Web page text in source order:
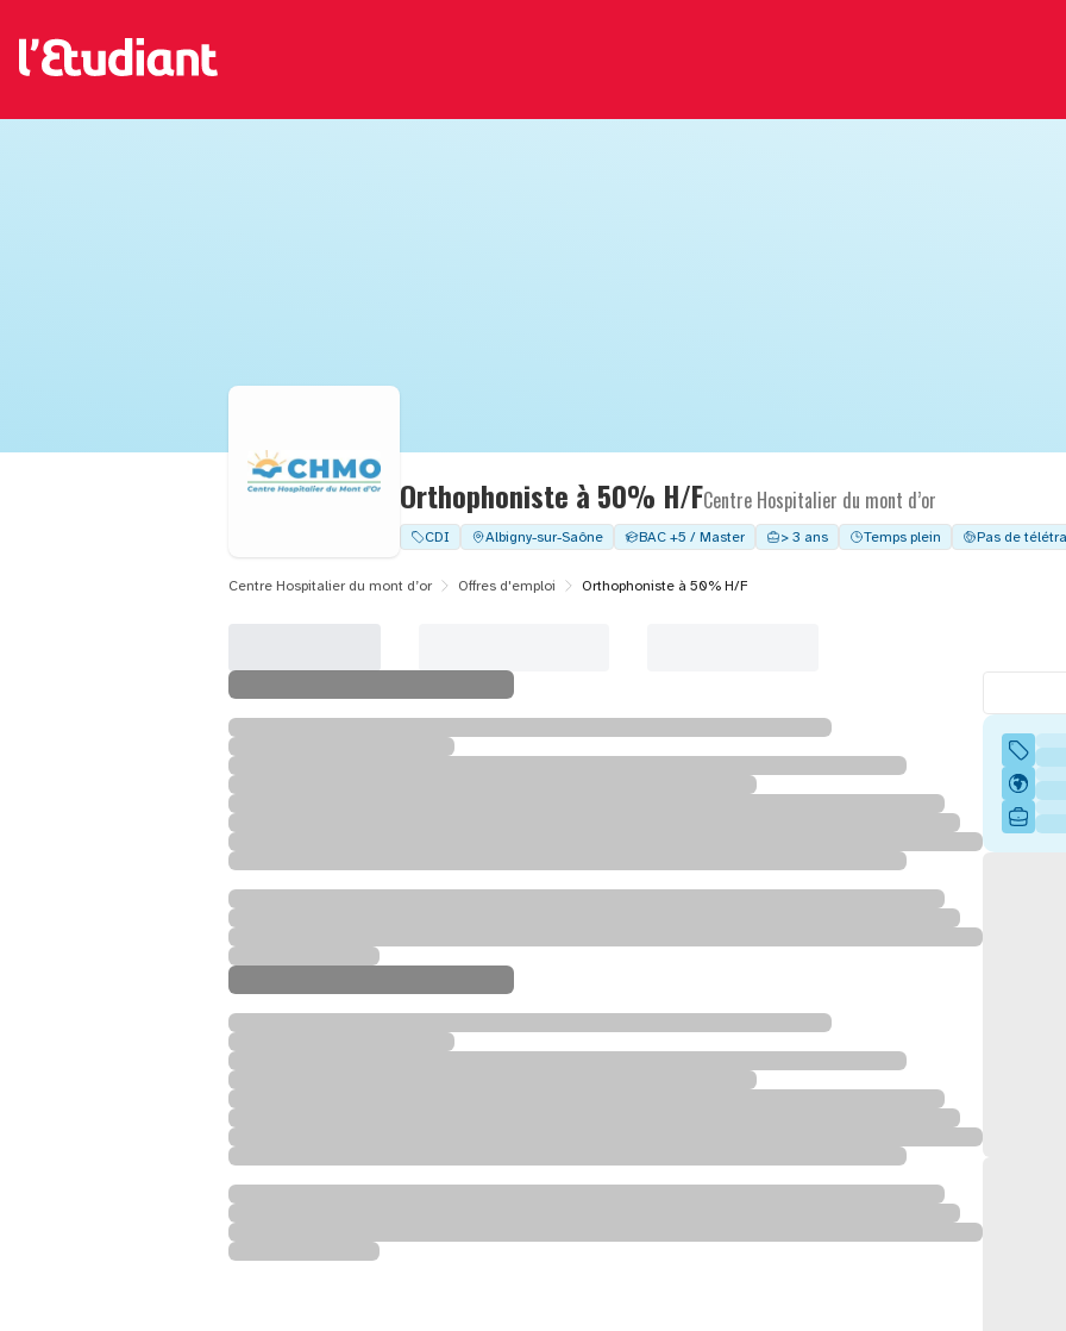
Orthophoniste à 50% H/FCentre Hospitalier du mont d’or
CDI Albigny-sur-Saône BAC +5 / Master > 3 ans Temps plein Pas de
Centre Hospitalier du mont d’or Offres d'emploi Orthophoniste à 50% H/F